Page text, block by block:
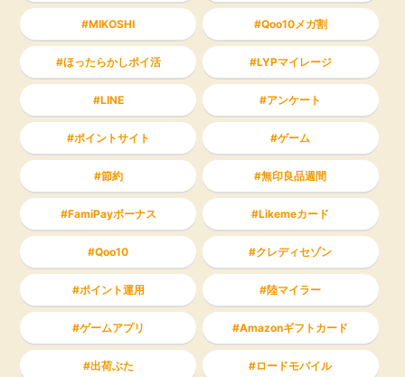
MIKOSHI Qoo10メガ割
ほったらかしポイ活 LYPマイレージ
LINE アンケート
ポイントサイト ゲーム
節約 無印良品週間
FamiPayボーナス Likemeカード
Qoo10 クレディセゾン
ポイント運用 陸マイラー
ゲームアプリ Amazonギフトカード
出荷ぶた ロードモバイル